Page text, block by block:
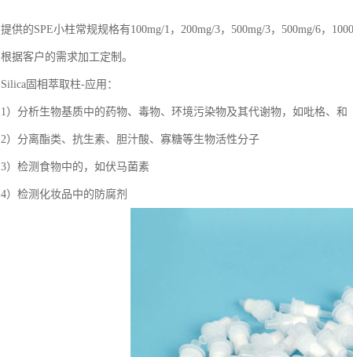
提供的SPE小柱常规规格有100mg/1，200mg/3，500mg/3，500mg/6，
根据客户的需求加工定制。
Silica固相萃取柱-应用：
1）分析生物基质中的药物、毒物、环境污染物及其代谢物，如吡格、和
2）分离酯类、抗生素、胆汁酸、寡糖等生物活性分子
3）检测食物中的，如伏马菌素
4）检测化妆品中的防腐剂